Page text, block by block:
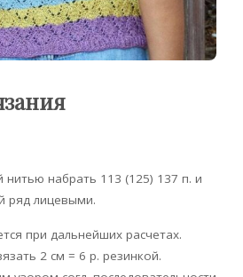
набрать 113 (125) 137 п. и
ряд лицевыми.
при дальнейших расчетах.
2 см = 6 р. резинкой.